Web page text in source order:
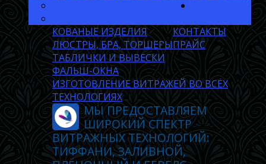
КОВАНЫЕ ИЗДЕЛИЯ
ЛЮСТРЫ, БРА, ТОРШЕРЫ
ТАБЛИЧКИ И ВЫВЕСКИ
ФАЛЬШ-ОКНА
ИЗГОТОВЛЕНИЕ ВИТРАЖЕЙ ВО ВСЕХ
ТЕХНОЛОГИЯХ
МЫ ПРЕДОСТАВЛЯЕМ
ШИРОКИЙ СПЕКТР
ВИТРАЖНЫХ ТЕХНОЛОГИЙ:
ТИФФАНИ, ЗАЛИВНОЙ,
КОНТАКТЫ
ПРАЙС